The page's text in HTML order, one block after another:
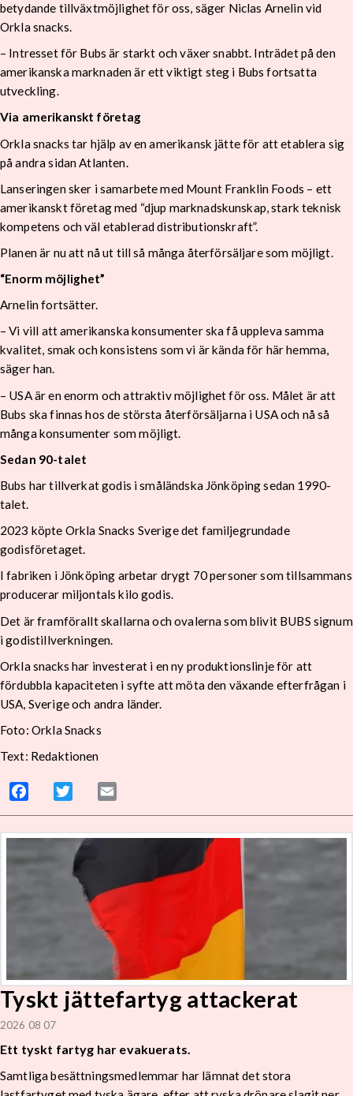
betydande tillväxtmöjlighet för oss, säger Niclas Arnelin vid
Orkla snacks.
– Intresset för Bubs är starkt och växer snabbt. Inträdet på den
amerikanska marknaden är ett viktigt steg i Bubs fortsatta
utveckling.
Via amerikanskt företag
Orkla snacks tar hjälp av en amerikansk jätte för att etablera sig
på andra sidan Atlanten.
Lanseringen sker i samarbete med Mount Franklin Foods – ett
amerikanskt företag med “djup marknadskunskap, stark teknisk
kompetens och väl etablerad distributionskraft”.
Planen är nu att nå ut till så många återförsäljare som möjligt.
“Enorm möjlighet”
Arnelin fortsätter.
– Vi vill att amerikanska konsumenter ska få uppleva samma
kvalitet, smak och konsistens som vi är kända för här hemma,
säger han.
– USA är en enorm och attraktiv möjlighet för oss. Målet är att
Bubs ska finnas hos de största återförsäljarna i USA och nå så
många konsumenter som möjligt.
Sedan 90-talet
Bubs har tillverkat godis i småländska Jönköping sedan 1990-
talet.
2023 köpte Orkla Snacks Sverige det familjegrundade
godisföretaget.
I fabriken i Jönköping arbetar drygt 70 personer som tillsammans
producerar miljontals kilo godis.
Det är framförallt skallarna och ovalerna som blivit BUBS signum
i godistillverkningen.
Orkla snacks har investerat i en ny produktionslinje för att
fördubbla kapaciteten i syfte att möta den växande efterfrågan i
USA, Sverige och andra länder.
Foto: Orkla Snacks
Text: Redaktionen
Facebook Twitter
Tyskt jättefartyg attackerat
2026 08 07
Ett tyskt fartyg har evakuerats.
Samtliga besättningsmedlemmar har lämnat det stora